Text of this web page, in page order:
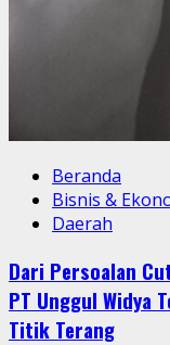
Beranda
Bisnis &
Daerah
Dari Persoalan
PT Unggul Widya
Titik Terang